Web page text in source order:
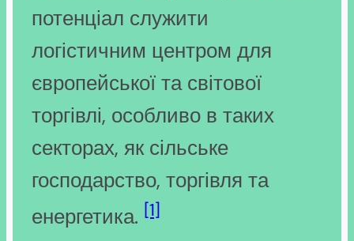
потенціал служити
логістичним центром для
європейської та світової
торгівлі, особливо в таких
секторах, як сільське
господарство, торгівля та
енергетика. [1]